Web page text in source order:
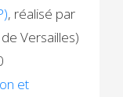
, réalisé par
Versailles)
et